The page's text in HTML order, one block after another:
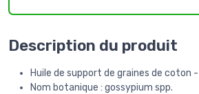
Description du produit
Huile de support de graines de coton
Nom botanique : gossypium spp.